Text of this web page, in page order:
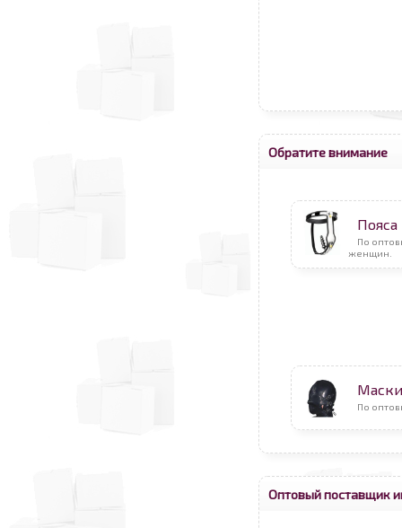
Обратите внимание
По
женщин.
Маски
По
Оптовый поставщик